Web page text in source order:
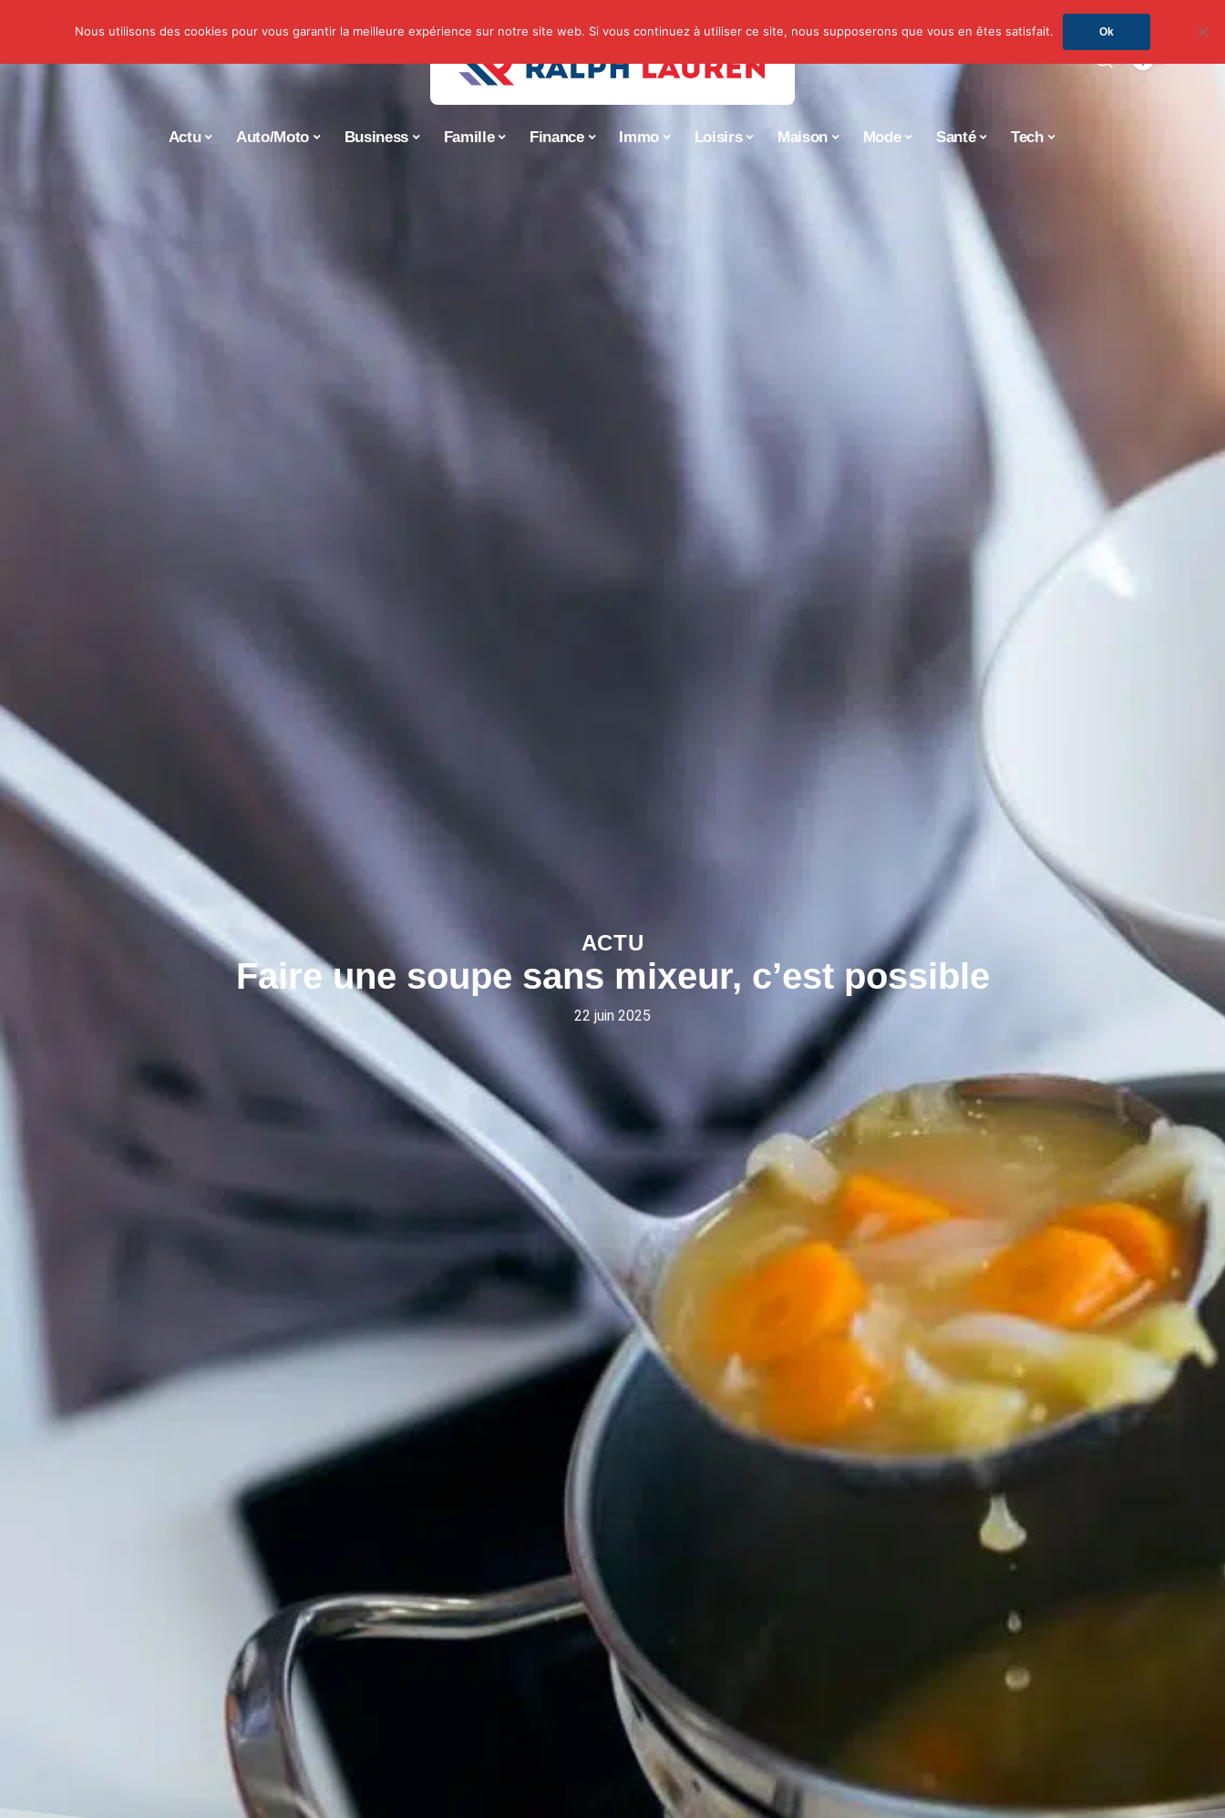
Actu Auto/Moto Business Famille Finance Immo Loisirs Maison Mode Santé Tech
ACTU
Faire une soupe sans mixeur, c’est possible
22 juin 2025
Nous utilisons des cookies pour vous garantir la meilleure expérience sur notre site web. Si vous continuez à utiliser ce site, nous supposerons que vous en êtes satisfait. Ok